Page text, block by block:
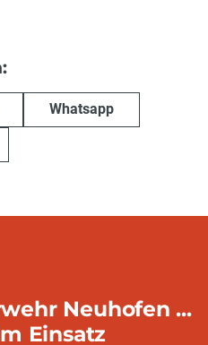
Whatsapp
Neuhofen ...
Einsatz